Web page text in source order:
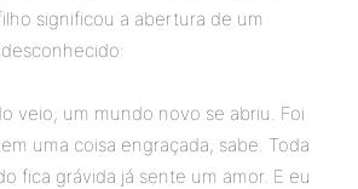
significou a abertura de um
veio, um mundo novo se abriu. Foi
uma coisa engraçada, sabe. Toda
fica grávida já sente um amor. E eu